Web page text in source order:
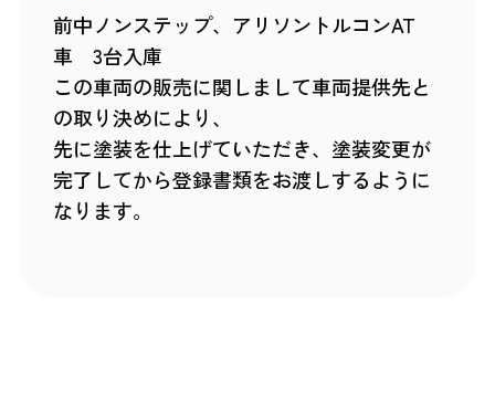
前中ノンステップ、アリソントルコンAT
車 3台入庫
この車両の販売に関しまして車両提供先と
の取り決めにより、
先に塗装を仕上げていただき、塗装変更が
完了してから登録書類をお渡しするように
なります。